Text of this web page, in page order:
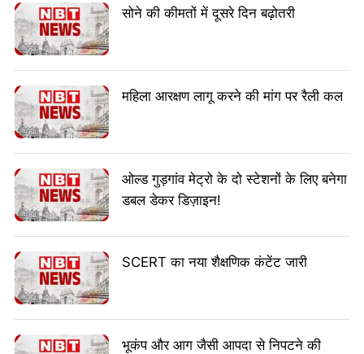
सोने की कीमतों में दूसरे दिन बढ़ोतरी
महिला आरक्षण लागू करने की मांग पर रैली कल
ओल्ड गुड़गांव मेट्रो के दो स्टेशनों के लिए बनेगा
डबल डेकर डिज़ाइन!
SCERT का नया शैक्षणिक कंटेंट जारी
भूकंप और आग जैसी आपदा से निपटने की